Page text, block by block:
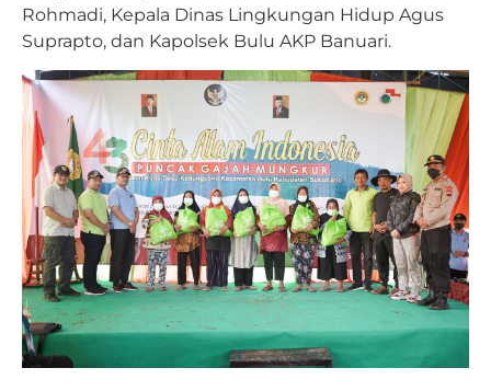
Rohmadi, Kepala Dinas Lingkungan Hidup Agus
Suprapto, dan Kapolsek Bulu AKP Banuari.